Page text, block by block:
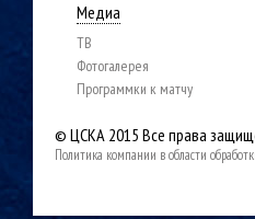
Медиа
ТВ
Фотогалерея
Программки к матчу
© ЦСКА 2015 Все права
Политика компании в области